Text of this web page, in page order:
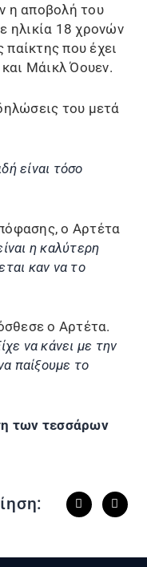
η αποβολή του
ηλικία 18 χρονών
παίκτης που έχει
Μάικλ Όουεν.
του μετά
είναι τόσο
ο Αρτέτα
η καλύτερη
καν να το
ο Αρτέτα.
να κάνει με την
παίξουμε το
των τεσσάρων